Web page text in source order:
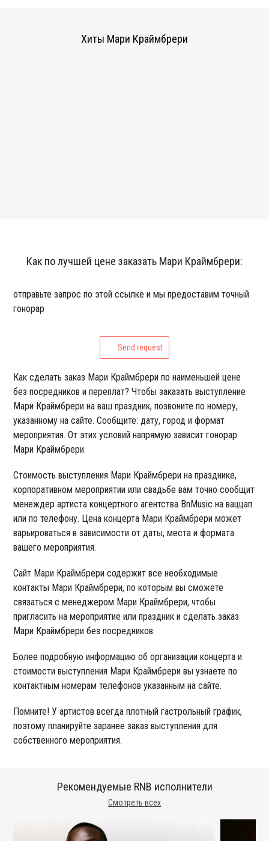
Хиты Мари Краймбрери
Как по лучшей цене заказать Мари Краймбрери:
отправьте запрос по этой ссылке и мы предоставим точный
гонорар
Send request
Как сделать заказ Мари Краймбрери по наименьшей цене
без посредников и переплат? Чтобы заказать выступление
Мари Краймбрери на ваш праздник, позвоните по номеру,
указанному на сайте. Сообщите: дату, город и формат
мероприятия. От этих условий напрямую зависит гонорар
Мари Краймбрери.
Стоимость выступления Мари Краймбрери на празднике,
корпоративном мероприятии или свадьбе вам точно сообщит
менеждер артиста концертного агентства BnMusic на ваццап
или по телефону. Цена концерта Мари Краймбрери может
варьироваться в зависимости от даты, места и формата
вашего мероприятия.
Сайт Мари Краймбрери содержит все необходимые
контакты Мари Краймбрери, по которым вы сможете
связаться с менеджером Мари Краймбрери, чтобы
пригласить на мероприятие или праздник и сделать заказ
Мари Краймбрери без посредников.
Более подробную информацию об организации концерта и
стоимости выступления Мари Краймбрери вы узнаете по
контактным номерам телефонов указанным на сайте.
Помните! У артистов всегда плотный гастрольный график,
поэтому планируйте заранее заказ выступления для
собственного мероприятия.
Смотреть всех
Рекомендуемые RNB исполнители